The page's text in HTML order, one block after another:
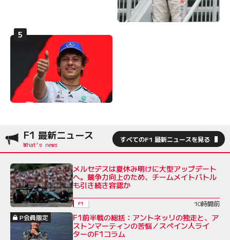
F1 最新ニュース すべてのF1 最新ニュースを見る
メルセデスは夏休み明けに大型アップデート
へ。競争力向上のため、チームメイトバトル
も引き続き容認か
F1
10時間前
P会員限定
F1前半戦の総括：アントネッリの独走と、ア
ストンマーティンの苦悩／スペイン人ライ
ターのF1コラム